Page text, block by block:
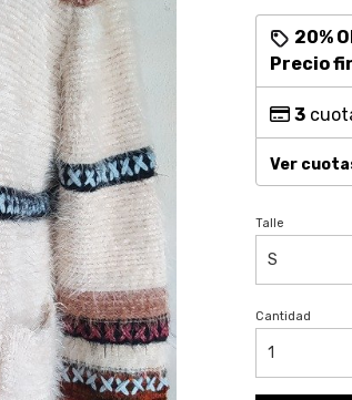
20%
Precio
3
Ver
Talle
Cantidad